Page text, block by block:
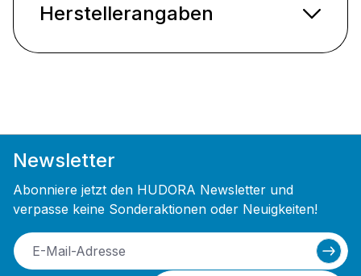
Herstellerangaben
Newsletter
Abonniere jetzt den HUDORA Newsletter und
verpasse keine Sonderaktionen oder Neuigkeiten!